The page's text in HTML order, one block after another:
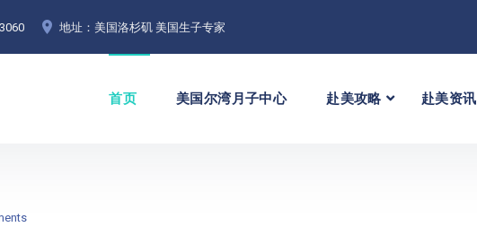
地址：美国洛杉矶 美国生子专家
首页 美国尔湾月子中心 赴美攻略 赴美资讯